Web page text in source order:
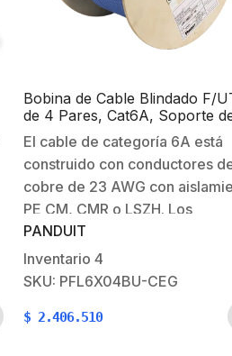
Bobina de Cable Blindado F/
de 4 Pares, Cat6A, Soporte
Aplicaciones 10GBase-T, LSZH
(Libre de Gases Tóxicos), Color
Azul, 305m
El cable de categoría 6A está
construido con conductores
cobre de 23 AWG con
PE CM, CMR o LSZH. Los
conductores de cobre están
trenzados en pares y separados
por una cruceta centra
Los cuatro están rodeados
blindaje de lámina…
PANDUIT
Inventario 4
SKU: PFL6X04BU-CEG
$ 2.406.510